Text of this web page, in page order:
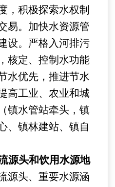
，积极探索水权制
易。加快水资源管
设。严格入河排污
核定、控制水功能
水优先， 推进节水
高工业、农业和城
（镇水管站牵头， 镇
、镇林建站、镇自
源头和饮用水源地
源头、重要水源涵